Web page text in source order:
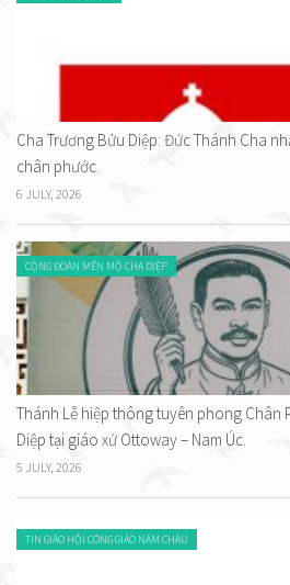
Cha Trương Bửu Diệp: Đức Thánh Cha
chân phước.
6 JULY, 2026
CỘNG ĐOÀN MẾN MỘ CHA DIỆP
Thánh Lễ hiệp thông tuyên phong Chân
Diệp tại giáo xứ Ottoway – Nam Úc.
5 JULY, 2026
TIN GIÁO HỘI CÔNG GIÁO NĂM CHÂU